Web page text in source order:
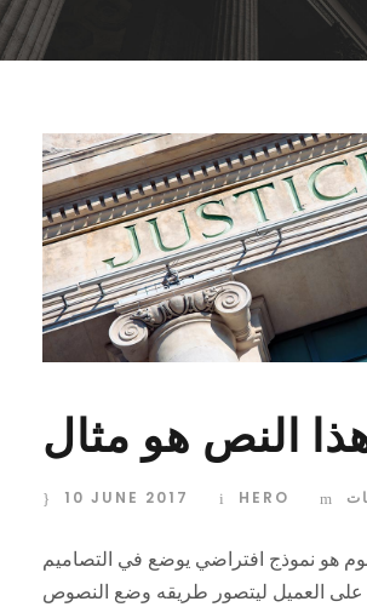
النص هو مثال
10 JUNE 2017 HERO
هو نموذج افتراضي يوضع في التصاميم
العميل ليتصور طريقه وضع النصوص